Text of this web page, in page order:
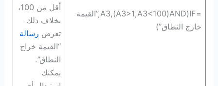
=IF‏(AND‏(A3>1,A3<100),A3,”القيمة
خارج النطاق”)
أقل من 100،
بخلاف ذلك
تعرض رسالة
“القيمة خراج
النطاق”.
يمكنك